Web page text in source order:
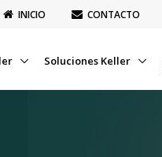
INICIO CONTACTO
Soluciones Keller